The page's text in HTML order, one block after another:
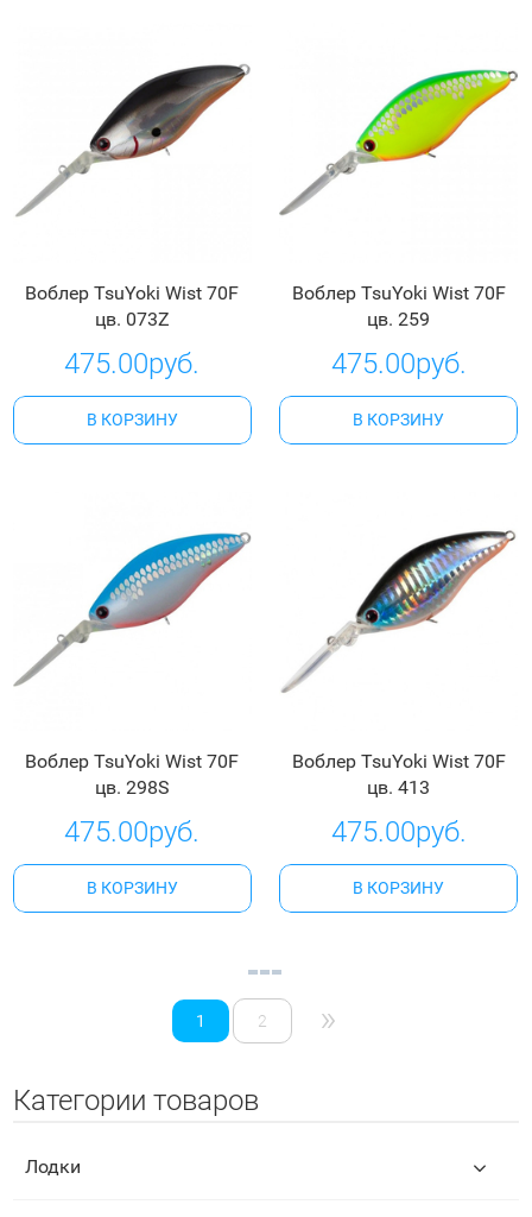
Воблер TsuYoki Wist 70F
цв. 073Z
475.00руб.
В КОРЗИНУ
Воблер TsuYoki Wist 70F
цв. 259
475.00руб.
В КОРЗИНУ
Воблер TsuYoki Wist 70F
цв. 298S
475.00руб.
В КОРЗИНУ
Воблер TsuYoki Wist 70F
цв. 413
475.00руб.
В КОРЗИНУ
1 2 »
Категории товаров
Лодки